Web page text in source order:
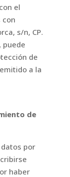
el
con
s/n, CP.
puede
de
a la
de
por
haber